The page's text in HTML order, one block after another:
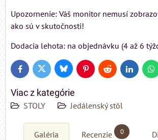
Upozornenie: Váš monitor nemusí
ako sú v skutočnosti!
Dodacia lehota: na objednávku (4 až 6
FacebookTwitter BlueskyPinterestReddit LinkedIn
Viac z kategórie
STOLY Jedálenský stôl
Galéria Recenzie 0